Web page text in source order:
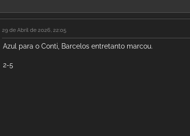
29 de Abril de 2026, 22:05
Azul para o Conti, Barcelos entretanto marcou.
2-5